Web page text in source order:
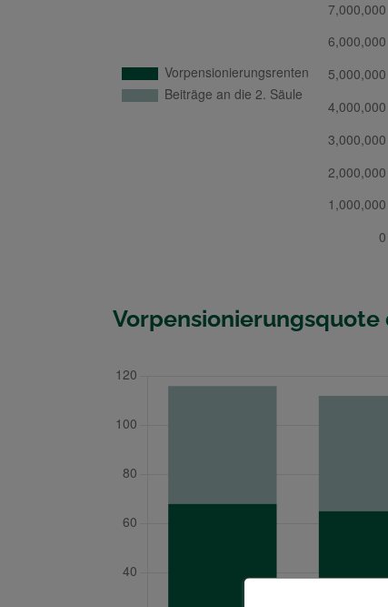
Vorpensionierungsquote